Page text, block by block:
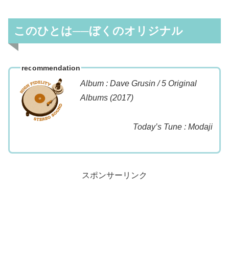
このひとは──ぼくのオリジナル
recommendation
Album : Dave Grusin / 5 Original
Albums (2017)
Today’s Tune : Modaji
スポンサーリンク